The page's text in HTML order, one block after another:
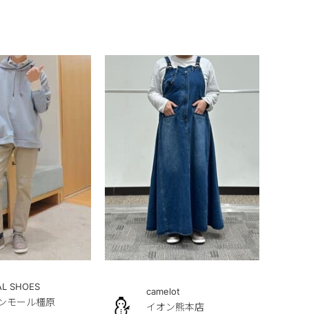
SHOES
モール橿原
camelot
イオン熊本店